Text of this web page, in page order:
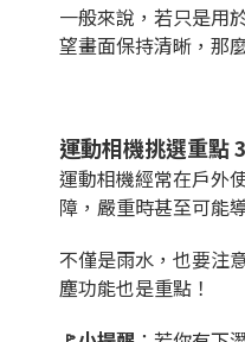
一般來說，若只是用
望畫面保持清晰，那
運動相機挑選重點
運動相機經常在戶外
障，嚴重時甚至可能
不僅是雨水，也要注
塵功能也是重點！